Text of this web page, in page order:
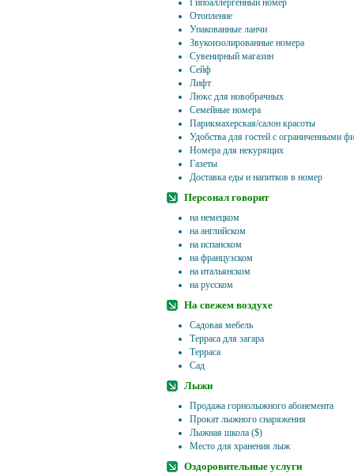
Гипоаллергенный номер
Отопление
Упакованные ланчи
Звукоизолированные номера
Сувенирный магазин
Сейф
Лифт
Люкс для новобрачных
Семейные номера
Парикмахерская/салон красоты
Удобства для гостей с ограниченными
Номера для некурящих
Газеты
Доставка еды и напитков в номер
Персонал говорит
на немецком
на английском
на испанском
на французском
на итальянском
на русском
На свежем воздухе
Садовая мебель
Терраса для загара
Терраса
Сад
Лыжи
Продажа горнолыжного абонемента
Прокат лыжного снаряжения
Лыжная школа ($)
Место для хранения лыж
Оздоровительные услуги